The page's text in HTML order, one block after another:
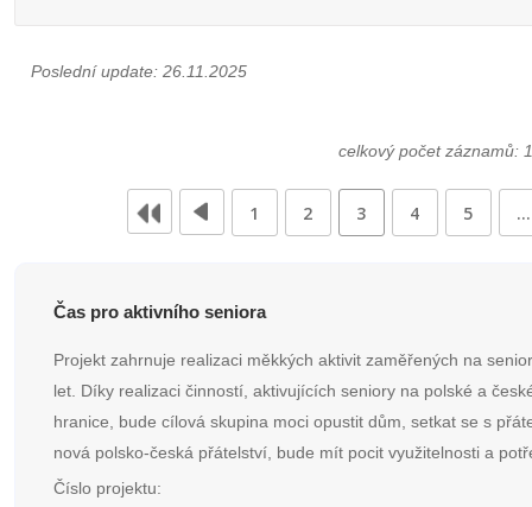
Poslední update: 26.11.2025
celkový počet záznamů:
1 2 3 4 5 …
Čas pro aktivního seniora
Projekt zahrnuje realizaci měkkých aktivit zaměřených na
let. Díky realizaci činností, aktivujících seniory na polské a
hranice, bude cílová skupina moci opustit dům, setkat se s
nová polsko-česká přátelství, bude mít pocit využitelnosti a
Číslo projektu: